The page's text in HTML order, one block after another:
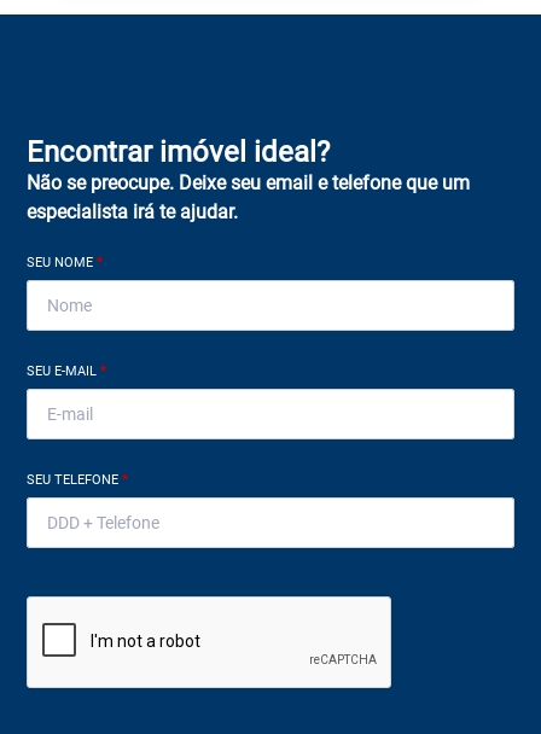
Encontrar imóvel ideal?
Não se preocupe. Deixe seu email e telefone que um
especialista irá te ajudar.
SEU NOME*
SEU E-MAIL*
SEU TELEFONE*